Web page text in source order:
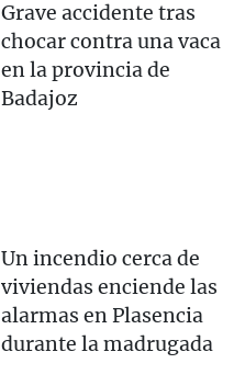
Grave accidente tras
chocar contra una vaca
en la provincia de
Badajoz
Un incendio cerca de
viviendas enciende las
alarmas en Plasencia
durante la madrugada